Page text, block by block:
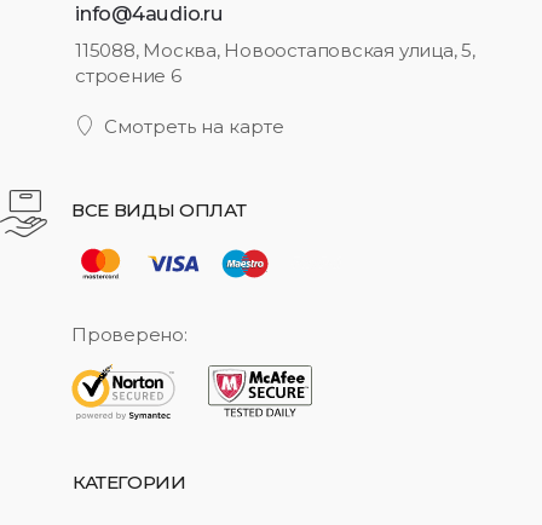
info@4audio.ru
115088, Москва, Новоостаповская улица, 5,
строение 6
Смотреть на карте
ВСЕ ВИДЫ ОПЛАТ
Проверено:
КАТЕГОРИИ